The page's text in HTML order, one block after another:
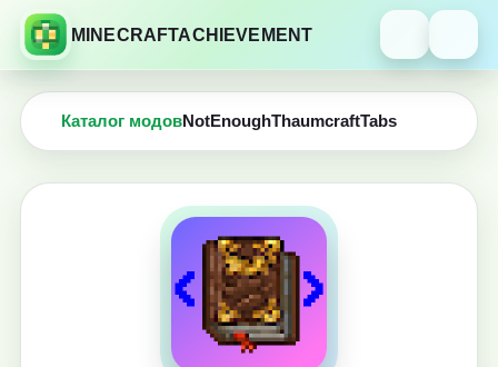
MINECRAFTACHIEVEMENT
Каталог модовNotEnoughThaumcraftTabs